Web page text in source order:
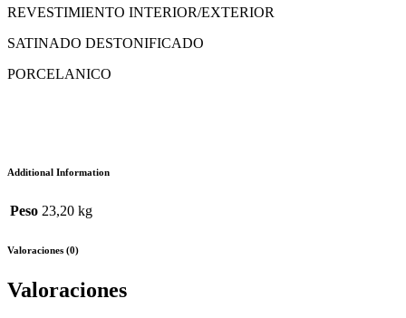
REVESTIMIENTO INTERIOR/EXTERIOR
SATINADO DESTONIFICADO
PORCELANICO
Additional Information
Peso 23,20 kg
Valoraciones (0)
Valoraciones